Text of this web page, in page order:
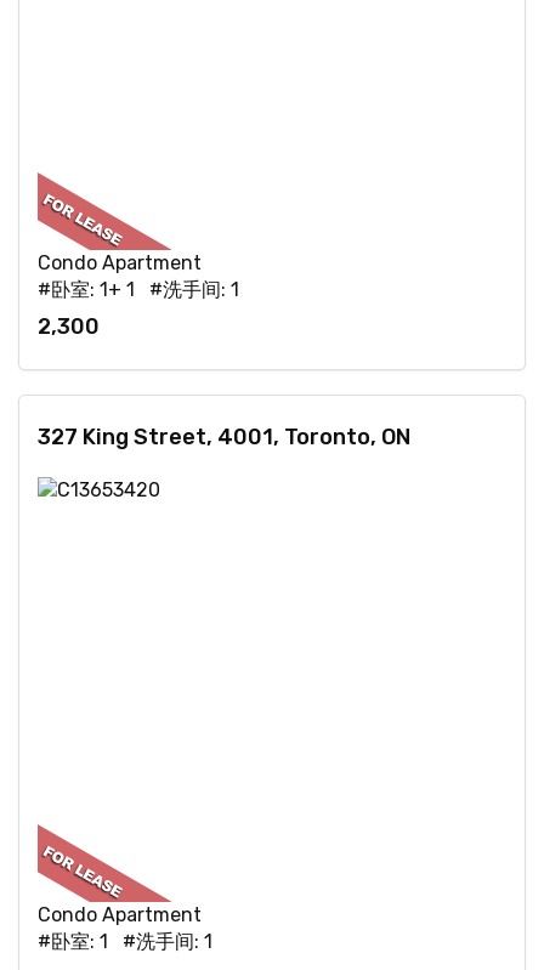
Condo Apartment
#卧室: 1+ 1 #洗手间: 1
2,300
327 King Street, 4001, Toronto, ON
Condo Apartment
#卧室: 1 #洗手间: 1